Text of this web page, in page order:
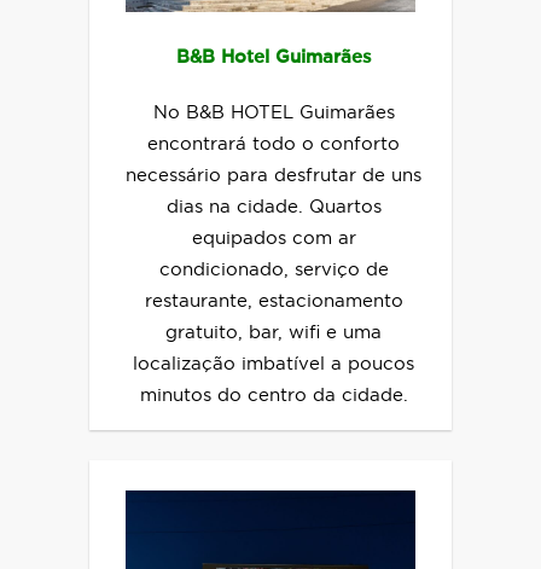
B&B Hotel Guimarães
No B&B HOTEL Guimarães
encontrará todo o conforto
necessário para desfrutar de uns
dias na cidade. Quartos
equipados com ar
condicionado, serviço de
restaurante, estacionamento
gratuito, bar, wifi e uma
localização imbatível a poucos
minutos do centro da cidade.